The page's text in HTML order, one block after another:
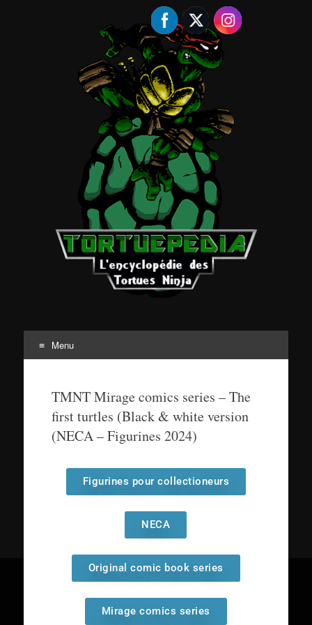
Menu
TMNT Mirage comics series – The
first turtles (Black & white version
(NECA – Figurines 2024)
Figurines pour collectioneurs
NECA
Original comic book series
Mirage comics series